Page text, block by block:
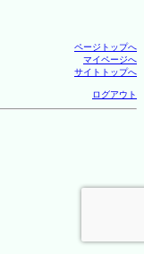
ページトップへ
マイページへ
サイトトップへ
ログアウト